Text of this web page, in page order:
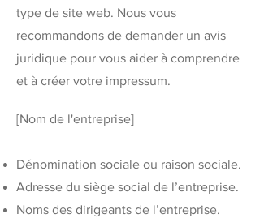
type de site web. Nous vous
recommandons de demander un avis
juridique pour vous aider à comprendre
et à créer votre impressum.
[Nom de l'entreprise]
Dénomination sociale ou raison sociale.
Adresse du siège social de l’entreprise.
Noms des dirigeants de l’entreprise.